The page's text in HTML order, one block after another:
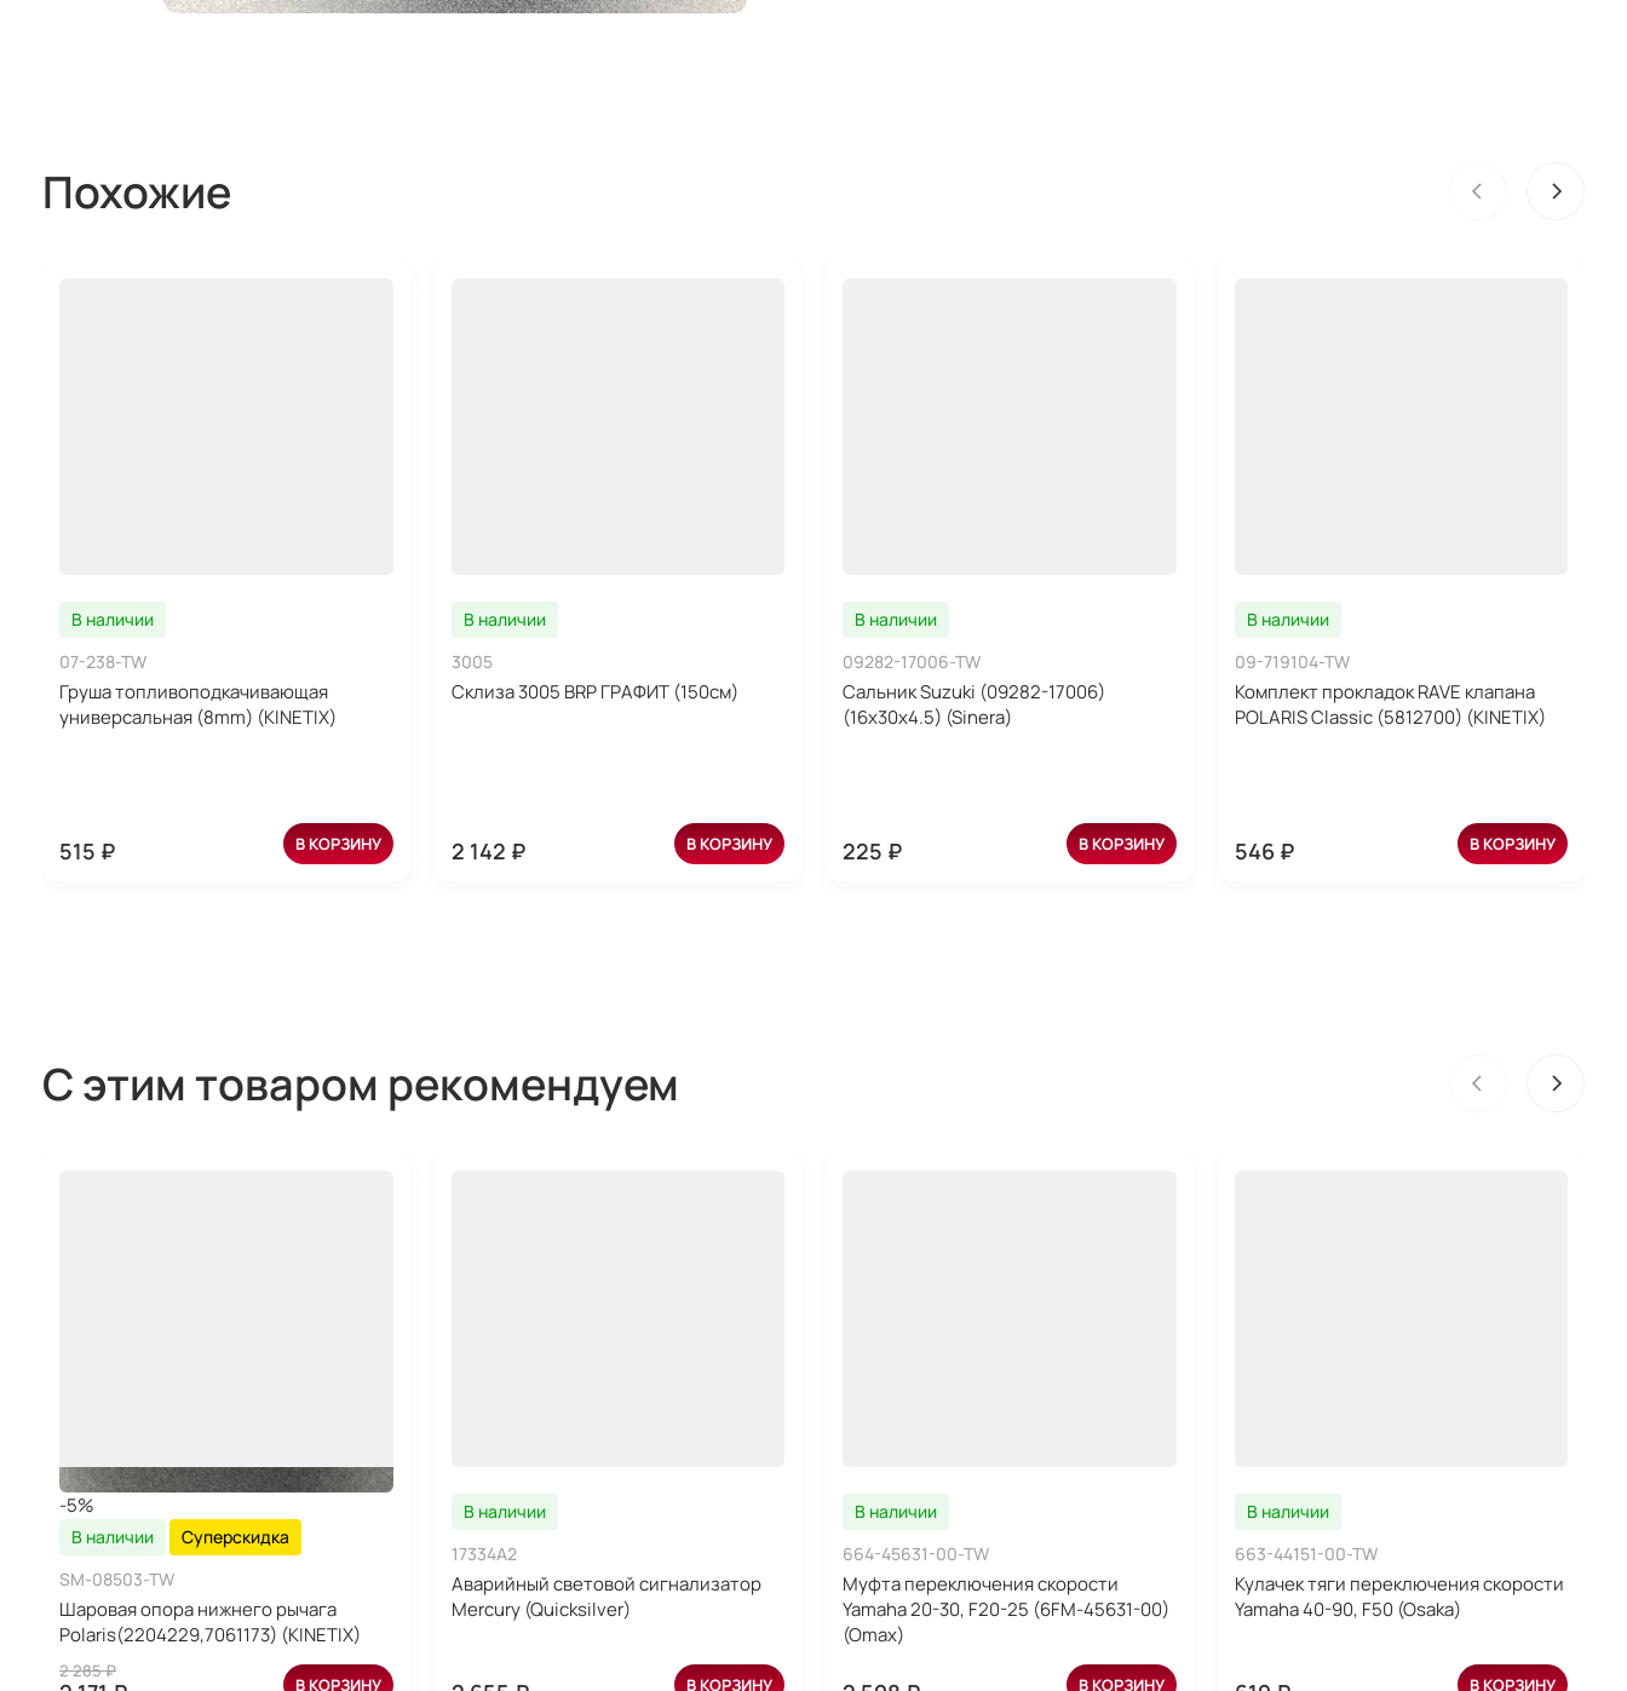
Похожие
В наличии
07-238-TW
Груша топливоподкачивающая
универсальная (8mm) (KINETIX)
515 ₽ В КОРЗИНУ
В наличии
3005
Склиза 3005 BRP ГРАФИТ (150см)
2 142 ₽ В КОРЗИНУ
В наличии
09282-17006-TW
Сальник Suzuki (09282-17006)
(16x30x4.5) (Sinera)
225 ₽ В КОРЗИНУ
В наличии
09-719104-TW
Комплект прокладок RAVE клапана
POLARIS Classic (5812700) (KINETIX)
546 ₽ В КОРЗИНУ
С этим товаром рекомендуем
-5%
В наличии
Суперскидка
SM-08503-TW
Шаровая опора нижнего рычага
Polaris(2204229,7061173) (KINETIX)
2 285 ₽
В КОРЗИНУ
В наличии
17334A2
Аварийный световой сигнализатор
Mercury (Quicksilver)
В КОРЗИНУ
В наличии
664-45631-00-TW
Муфта переключения скорости
Yamaha 20-30, F20-25 (6FM-45631-00)
(Omax)
В КОРЗИНУ
В наличии
663-44151-00-TW
Кулачек тяги переключения скорости
Yamaha 40-90, F50 (Osaka)
В КОРЗИНУ